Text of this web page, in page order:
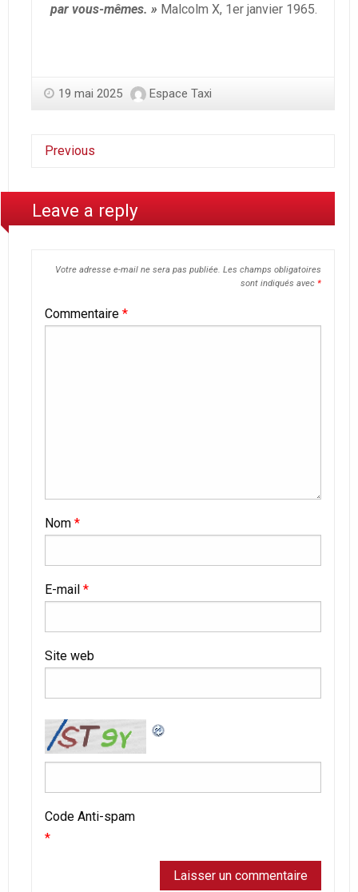
par vous-mêmes. » Malcolm X, 1er janvier 1965.
19 mai 2025 Espace Taxi
Previous
Leave a reply
Votre adresse e-mail ne sera pas publiée. Les champs obligatoires
sont indiqués avec *
Commentaire *
Nom *
E-mail *
Site web
Code Anti-spam
*